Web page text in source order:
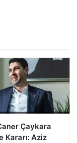
Çaykara
Kararı: Aziz